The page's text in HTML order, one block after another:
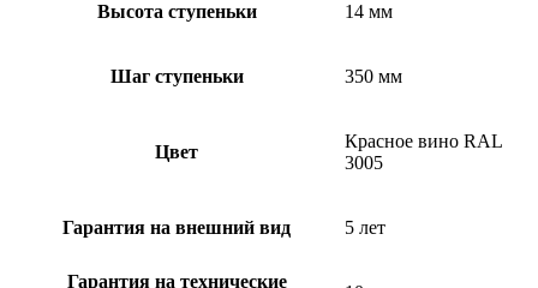
Высота ступеньки 14 мм
Шаг ступеньки 350 мм
Цвет
Красное вино RAL
3005
Гарантия на внешний вид 5 лет
Гарантия на технические